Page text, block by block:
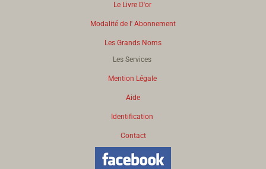
Le Livre D'or
Modalité de l' Abonnement
Les Grands Noms
Les Services
Mention Légale
Aide
Identification
Contact